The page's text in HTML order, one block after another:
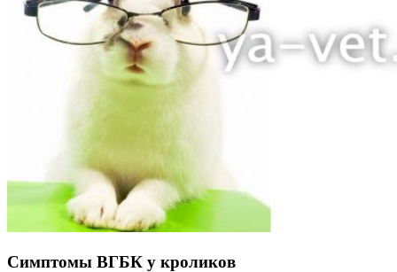
Симптомы ВГБК у кроликов